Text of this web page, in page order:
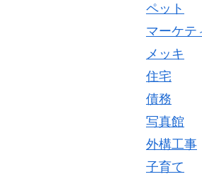
ペット
マーケテ
メッキ
住宅
債務
写真館
外構工事
子育て